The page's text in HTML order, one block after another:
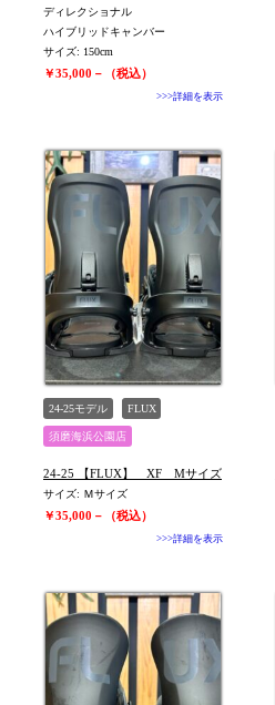
ディレクショナル
ハイブリッドキャンバー
サイズ: 150cm
￥35,000－（税込）
>>>詳細を表示
24-25モデル FLUX
須磨海浜公園店
24-25 【FLUX】 XF Mサイズ
サイズ: Ｍサイズ
￥35,000－（税込）
>>>詳細を表示